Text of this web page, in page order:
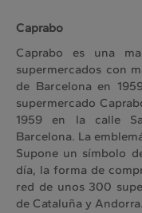
Caprabo
Caprabo es una
supermercados con
de Barcelona en
supermercado
1959 en la calle
Barcelona. La
Supone un símbolo
día, la forma de
red de unos 300
de Cataluña y